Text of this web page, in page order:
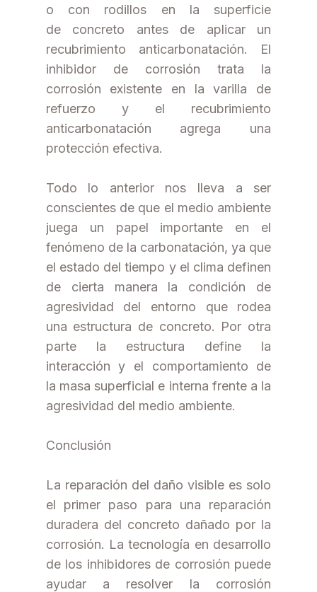
o con rodillos en la superficie
de concreto antes de aplicar un
recubrimiento anticarbonatación. El
inhibidor de corrosión trata la
corrosión existente en la varilla de
refuerzo y el recubrimiento
anticarbonatación agrega una
protección efectiva.
Todo lo anterior nos lleva a ser
conscientes de que el medio ambiente
juega un papel importante en el
fenómeno de la carbonatación, ya que
el estado del tiempo y el clima definen
de cierta manera la condición de
agresividad del entorno que rodea
una estructura de concreto. Por otra
parte la estructura define la
interacción y el comportamiento de
la masa superficial e interna frente a la
agresividad del medio ambiente.
Conclusión
La reparación del daño visible es solo
el primer paso para una reparación
duradera del concreto dañado por la
corrosión. La tecnología en desarrollo
de los inhibidores de corrosión puede
ayudar a resolver la corrosión